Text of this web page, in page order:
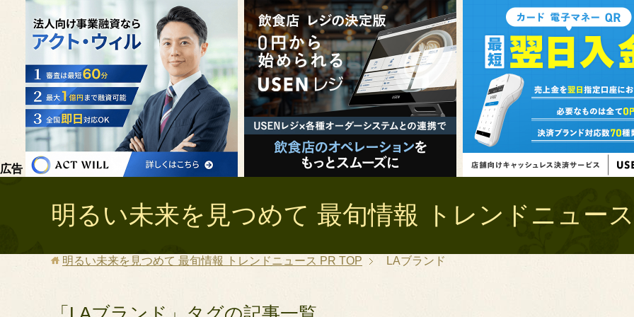
広告
明るい未来を見つめて 最旬情報 トレンドニュー
明るい未来を見つめて 最旬情報 トレンドニュース PR TOP LAブランド